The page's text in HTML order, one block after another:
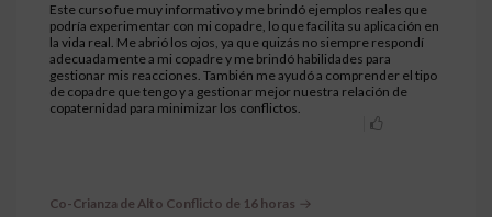
Este curso fue muy informativo y me brindó ejemplos reales que
podría experimentar con mi copadre, lo que facilita su aplicación en
la vida real. Me abrió los ojos, ya que quizás no siempre respondí
adecuadamente a mi copadre y me brindó habilidades para
gestionar mis reacciones. También me ayudó a comprender el tipo
de copadre que tengo y a gestionar mejor nuestra relación de
copaternidad para minimizar los conflictos.
Co-Crianza de Alto Conflicto de 16 horas